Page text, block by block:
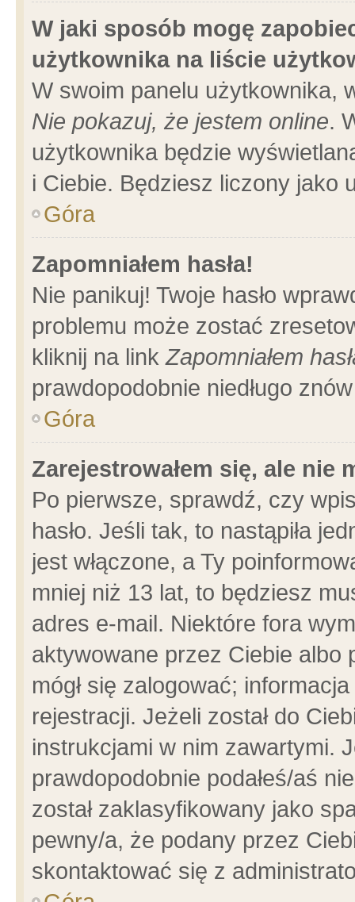
W jaki sposób mogę
użytkownika na liście
W swoim panelu użytkownika,
Nie pokazuj, że jestem online.
użytkownika będzie
i Ciebie. Będziesz liczony jako
Góra
Zapomniałem hasła!
Nie panikuj! Twoje hasło
problemu może zostać
kliknij na linkZapomniałem
prawdopodobnie niedługo
Góra
Zarejestrowałem się, ale nie
Po pierwsze, sprawdź, czy
hasło. Jeśli tak, to nastąpiła
jest włączone, a Ty
mniej niż 13 lat, to będziesz
adres e-mail. Niektóre fora
aktywowane przez Ciebie albo
mógł się zalogować;
rejestracji. Jeżeli został do
instrukcjami w nim zawartymi.
prawdopodobnie podałeś/aś
został zaklasyfikowany jako
pewny/a, że podany przez
skontaktować się z